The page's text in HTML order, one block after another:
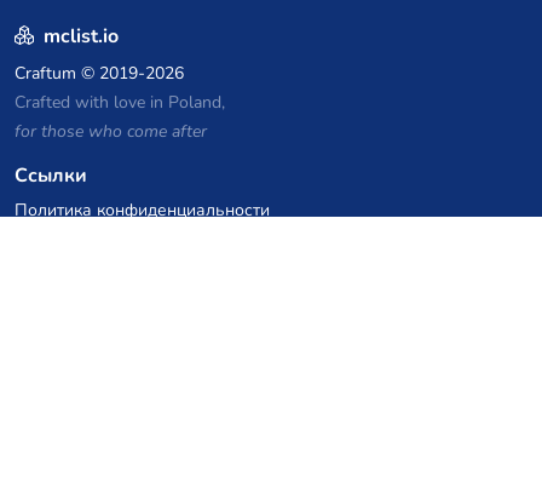
mclist.io
Craftum © 2019-2026
Crafted with love in Poland,
for those who come after
Ссылки
Политика конфиденциальности